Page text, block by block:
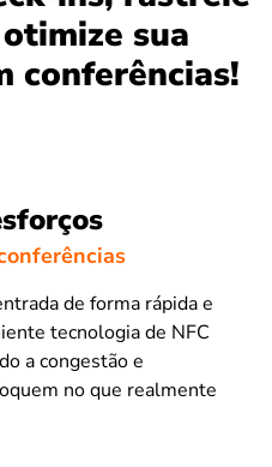
sua
conferências!
de forma rápida e
tecnologia de NFC
a congestão e
no que realmente